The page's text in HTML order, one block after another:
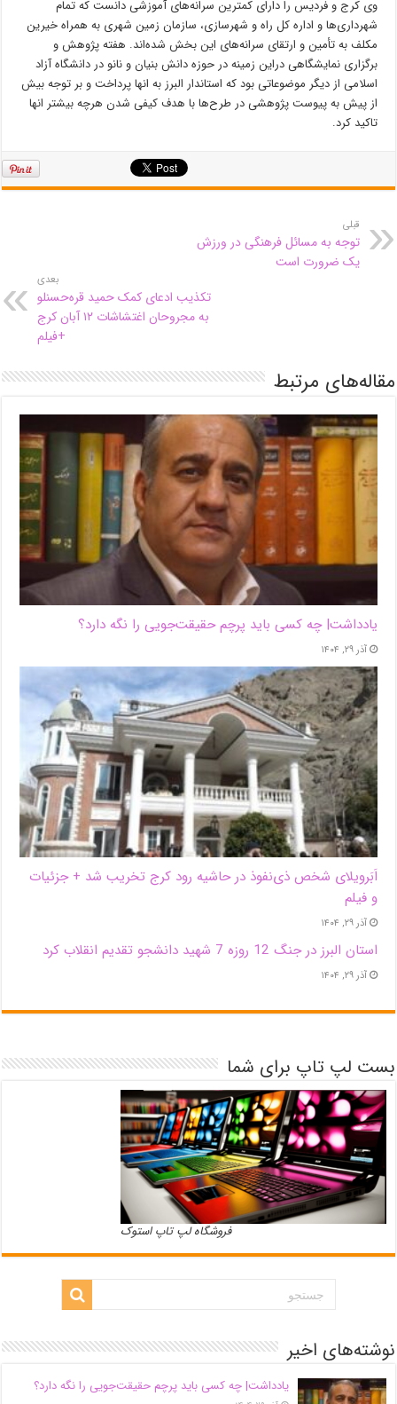
وی کرج و فردیس را دارای کمترین سرانه‌های آموزشی دانست که تمام
شهرداری‌ها و اداره کل راه و شهرسازی، سازمان زمین شهری به همراه خیرین
مکلف به تأمین و ارتقای سرانه‌های این بخش شده‌اند. هفته پژوهش و
برگزاری نمایشگاهیدراین زمینه در حوزه دانش بنیان و نانو در دانشگاه آزاد
اسلامی از دیگر موضوعاتی بود که استاندار البرز به انهاپرداخت و بر توجه بیش
از پیش به پیوست پژوهشی در طرح‌ها با هدف کیفی شدن هرچه بیشتر انها
تاکید کرد.
قبلی
توجه به مسائل فرهنگی در ورزش
یک ضرورت است
بعدی
تکذیب ادعای کمک حمید قره‌حسنلو
به مجروحان اغتشاشات ۱۲ آبان کرج
+فیلم
مقاله‌های مرتبط
یادداشت| ‌چه کسی باید پرچم حقیقت‌جویی را نگه دارد؟
آذر ۲۹, ۱۴۰۴
اَبَر‌ویلای شخص ذی‌نفوذ در حاشیه‌ رود کرج تخریب شد + جزئیات
و فیلم
آذر ۲۹, ۱۴۰۴
استان البرز در جنگ 12 روزه 7 شهید دانشجو تقدیم انقلاب کرد
آذر ۲۹, ۱۴۰۴
بست لپ تاپ برای شما
فروشگاه لپ تاپ استوک
نوشته‌های اخیر
یادداشت| ‌چه کسی باید پرچم حقیقت‌جویی را نگه دارد؟